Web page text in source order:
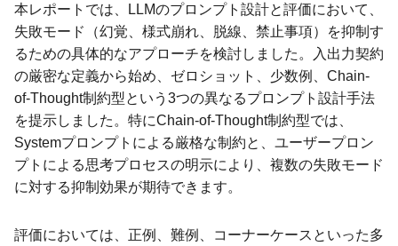
本レポートでは、LLMのプロンプト設計と評価において、
失敗モード（幻覚、様式崩れ、脱線、禁止事項）を抑制す
るための具体的なアプローチを検討しました。入出力契約
の厳密な定義から始め、ゼロショット、少数例、Chain-
of-Thought制約型という3つの異なるプロンプト設計手法
を提示しました。特にChain-of-Thought制約型では、
Systemプロンプトによる厳格な制約と、ユーザープロン
プトによる思考プロセスの明示により、複数の失敗モード
に対する抑制効果が期待できます。
評価においては、正例、難例、コーナーケースといった多